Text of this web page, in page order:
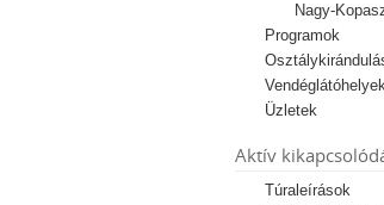
Nagy-
Programok
Üzletek
Aktív
Túraleírások